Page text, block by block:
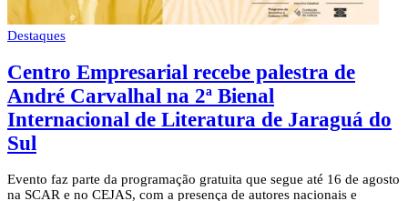
Destaques
Centro Empresarial recebe palestra de
André Carvalhal na 2ª Bienal
Internacional de Literatura de Jaraguá do
Sul
Evento faz parte da programação gratuita que segue até 16 de agosto
na SCAR e no CEJAS, com a presença de autores nacionais e